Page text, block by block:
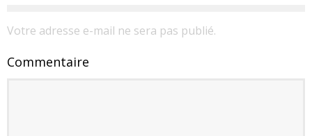
Votre adresse e-mail ne sera pas publié.
Commentaire